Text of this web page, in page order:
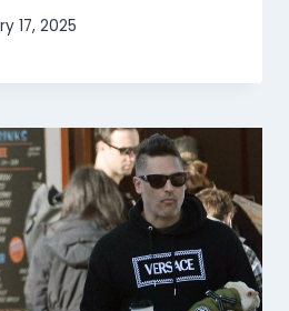
17, 2025